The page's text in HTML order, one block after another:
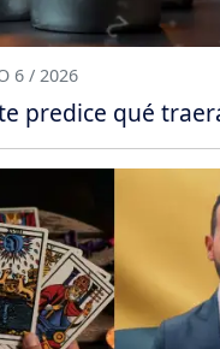
6 / 2026
predice qué